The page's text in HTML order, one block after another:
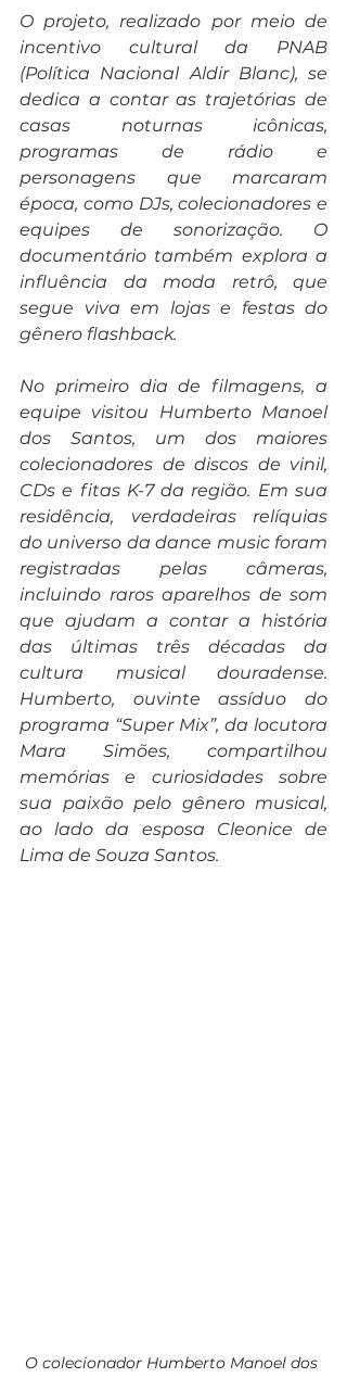
O projeto, realizado por meio de
incentivo cultural da PNAB
(Política Nacional Aldir Blanc), se
dedica a contar as trajetórias de
casas noturnas icônicas,
programas de rádio e
personagens que marcaram
época, como DJs, colecionadores e
equipes de sonorização. O
documentário também explora a
influência da moda retrô, que
segue viva em lojas e festas do
gênero flashback.
No primeiro dia de filmagens, a
equipe visitou Humberto Manoel
dos Santos, um dos maiores
colecionadores de discos de vinil,
CDs e fitas K-7 da região. Em sua
residência, verdadeiras relíquias
do universo da dance music foram
registradas pelas câmeras,
incluindo raros aparelhos de som
que ajudam a contar a história
das últimas três décadas da
cultura musical douradense.
Humberto, ouvinte assíduo do
programa “Super Mix”, da locutora
Mara Simões, compartilhou
memórias e curiosidades sobre
sua paixão pelo gênero musical,
ao lado da esposa Cleonice de
Lima de Souza Santos.
O colecionador Humberto Manoel dos